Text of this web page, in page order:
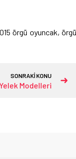
örgü oyuncak,
SONRAKİ KONU
Modelleri